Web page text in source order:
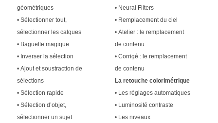
géométriques
• Sélectionner tout,
sélectionner les calques
• Baguette magique
• Inverser la sélection
• Ajout et soustraction de
sélections
• Sélection rapide
• Sélection d’objet,
sélectionner un sujet
• Neural Filters
• Remplacement du ciel
• Atelier : le remplacement
de contenu
• Corrigé : le remplacement
de contenu
La retouche colorimétrique
• Les réglages automatiques
• Luminosité contraste
• Les niveaux